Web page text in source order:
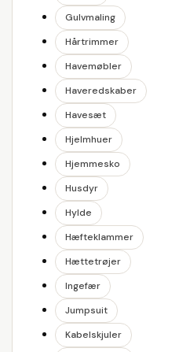
Gulvmaling
Hårtrimmer
Havemøbler
Haveredskaber
Havesæt
Hjelmhuer
Hjemmesko
Husdyr
Hylde
Hæfteklammer
Hættetrøjer
Ingefær
Jumpsuit
Kabelskjuler